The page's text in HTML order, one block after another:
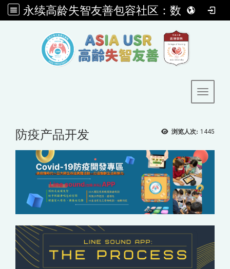
永续高龄失智友善包容社区：数码创新ｘ护智处方ｘ社会共融
Toggle
浏览人次: 1445
防疫产品开发